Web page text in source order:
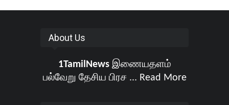
About Us
1TamilNewsஇணையதளம்
பல்வேறு தேசிய பிரச ... Read More